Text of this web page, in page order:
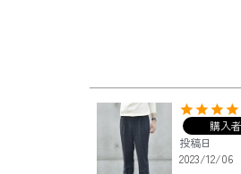
購入者
投稿日
2023/12/06